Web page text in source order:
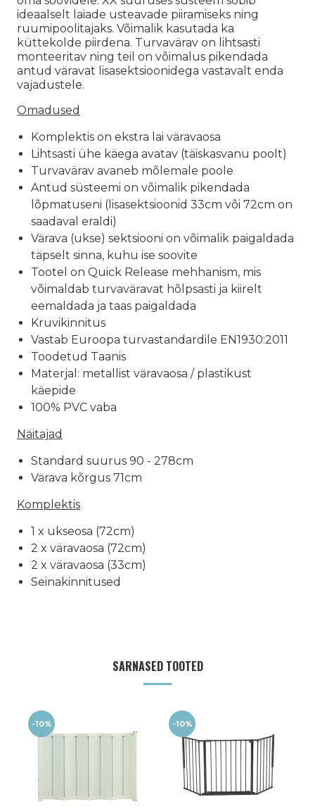
ideaalselt laiade usteavade piiramiseks ning
ruumipoolitajaks. Võimalik kasutada ka
küttekolde piirdena. Turvavärav on lihtsasti
monteeritav ning teil on võimalus pikendada
antud väravat lisasektsioonidega vastavalt enda
vajadustele.
Omadused
Komplektis on ekstra lai väravaosa
Lihtsasti ühe käega avatav (täiskasvanu poolt)
Turvavärav avaneb mõlemale poole
Antud süsteemi on võimalik pikendada
lõpmatuseni (lisasektsioonid 33cm või 72cm on
saadaval eraldi)
Värava (ukse) sektsiooni on võimalik paigaldada
täpselt sinna, kuhu ise soovite
Tootel on Quick Release mehhanism, mis
võimaldab turvaväravat hõlpsasti ja kiirelt
eemaldada ja taas paigaldada
Kruvikinnitus
Vastab Euroopa turvastandardile EN1930:2011
Toodetud Taanis
Materjal: metallist väravaosa / plastikust
käepide
100% PVC vaba
Näitajad
Standard suurus 90 - 278cm
Värava kõrgus 71cm
Komplektis
1 x ukseosa (72cm)
2 x väravaosa (72cm)
2 x väravaosa (33cm)
Seinakinnitused
SARNASED TOOTED
-10% -10%